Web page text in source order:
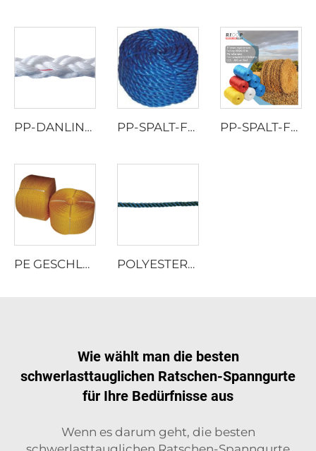
PP-DANLINE 8-STRANG TAUWERK PP-SPALT-FOLIEN-GEDREHTE SEIL PP-SPALT-FOLIEN-GEDREHTE SEIL
PE GESCHLUNGENE SEIL POLYESTER-MULTIFILAMENT-VERDREHTES SEIL
Wie wählt man die besten
schwerlasttauglichen Ratschen-Spanngurte
für Ihre Bedürfnisse aus
Wenn es darum geht, die besten